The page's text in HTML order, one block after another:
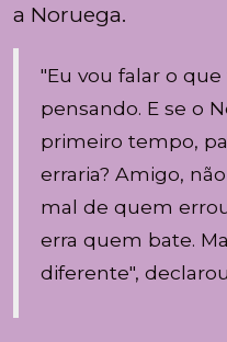
a Noruega.
"Eu vou falar o
pensando. E se o
primeiro tempo,
erraria? Amigo,
mal de quem
erra quem bate.
diferente",